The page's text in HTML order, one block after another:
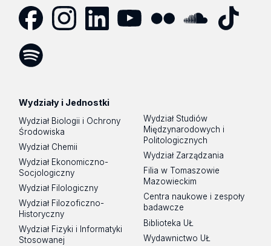
Wydziały i Jednostki
Wydział Biologii i Ochrony
Środowiska
Wydział Chemii
Wydział Ekonomiczno-
Socjologiczny
Wydział Filologiczny
Wydział Filozoficzno-
Historyczny
Wydział Fizyki i Informatyki
Stosowanej
Wydział Studiów
Międzynarodowych i
Politologicznych
Wydział Zarządzania
Filia w Tomaszowie
Mazowieckim
Centra naukowe i zespoły
badawcze
Biblioteka UŁ
Wydawnictwo UŁ